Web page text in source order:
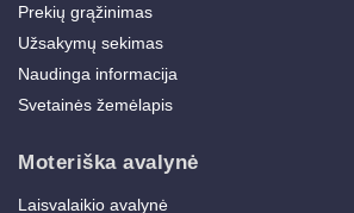
Prekių grąžinimas
Užsakymų sekimas
Naudinga informacija
Svetainės žemėlapis
Moteriška avalynė
Laisvalaikio avalynė